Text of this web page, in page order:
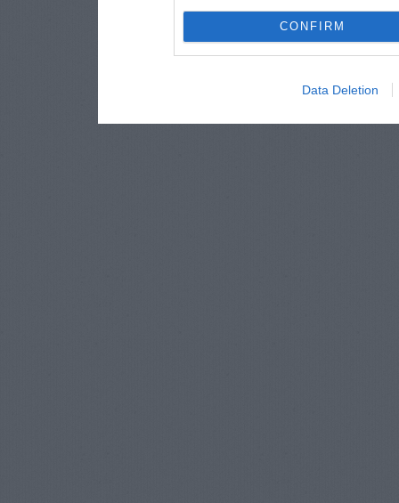
CONFIRM
Data Deletion